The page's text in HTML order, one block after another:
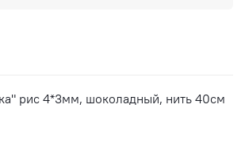
рис 4*3мм, шоколадный, нить 40см